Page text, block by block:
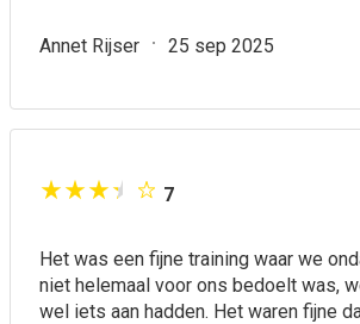
Annet Rijser 25 sep 2025
7
Het was een fijne training waar we
niet helemaal voor ons bedoelt was,
wel iets aan hadden. Het waren fijne